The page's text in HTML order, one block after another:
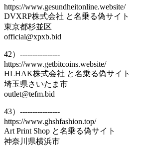
https://www.gesundheitonline.website/
DVXRP株式会社 と名乗る偽サイト
東京都杉並区
official@xpxb.bid
42）----------------
https://www.getbitcoins.website/
HLHAK株式会社 と名乗る偽サイト
埼玉県さいたま市
outlet@tefm.bid
43）----------------
https://www.ghshfashion.top/
Art Print Shop と名乗る偽サイト
神奈川県横浜市